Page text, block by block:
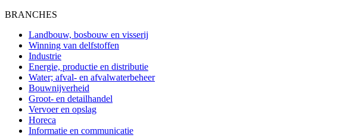
BRANCHES
Landbouw, bosbouw en visserij
Winning van delfstoffen
Industrie
Energie, productie en distributie
Water; afval- en afvalwaterbeheer
Bouwnijverheid
Groot- en detailhandel
Vervoer en opslag
Horeca
Informatie en communicatie